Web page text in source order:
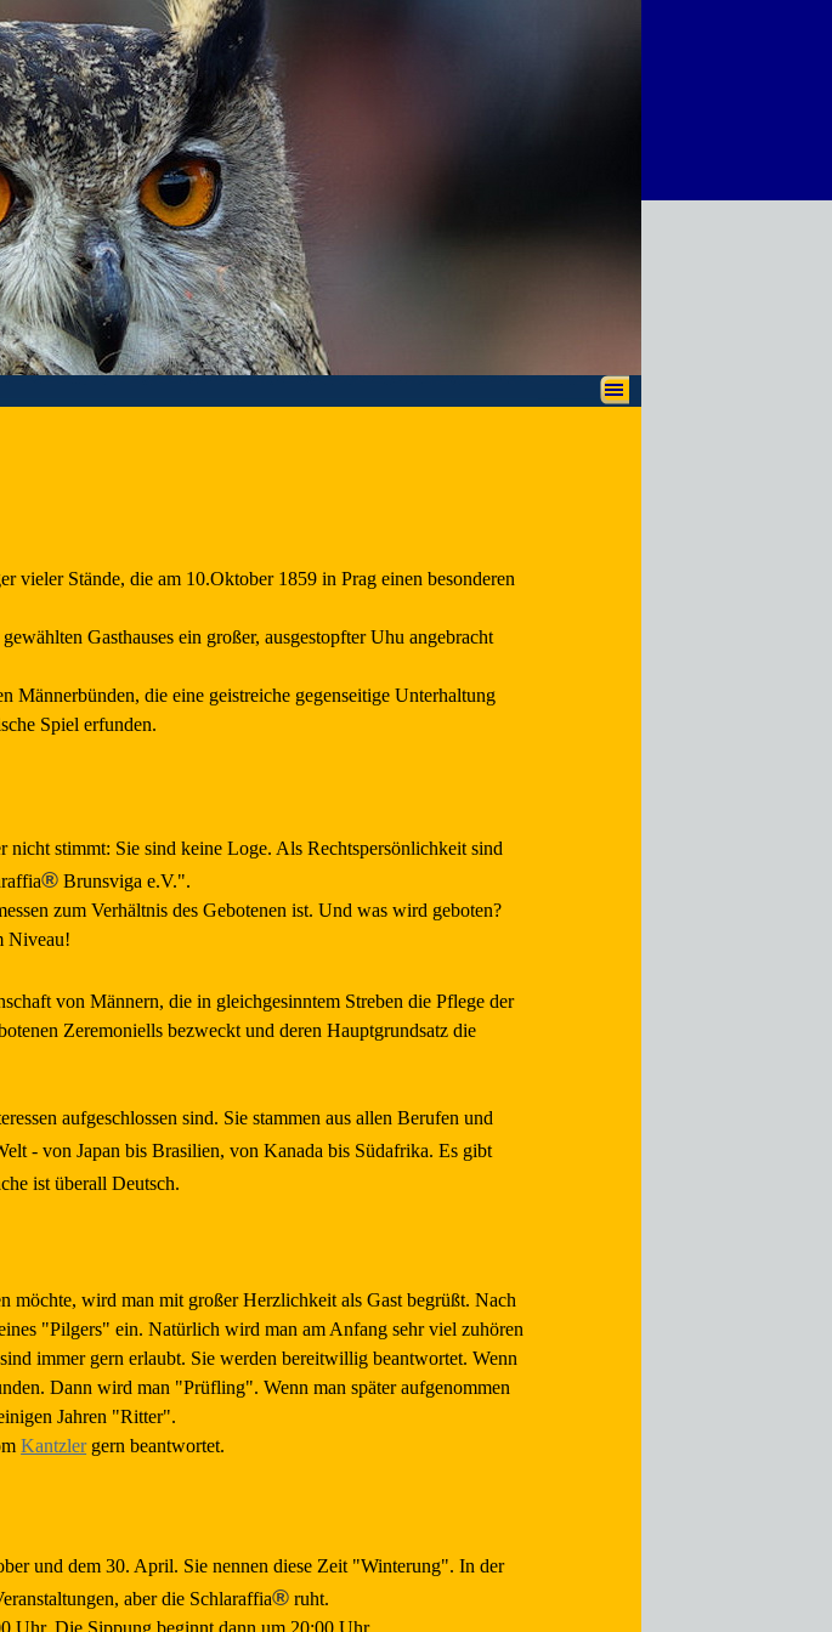
vieler Stände, die am 10.Oktober 1859 in Prag einen besonderen
Gasthauses ein großer, ausgestopfter Uhu angebracht
Männerbünden, die eine geistreiche gegenseitige Unterhaltung
Spiel erfunden.
nicht stimmt: Sie sind keine Loge. Als Rechtspersönlichkeit sind
® Brunsviga e.V.".
zum Verhältnis des Gebotenen ist. Und was wird geboten?
Niveau!
von Männern, die in gleichgesinntem Streben die Pflege der
Zeremoniells bezweckt und deren Hauptgrundsatz die
aufgeschlossen sind. Sie stammen aus allen Berufen und
- von Japan bis Brasilien, von Kanada bis Südafrika. Es gibt
ist überall Deutsch.
möchte, wird man mit großer Herzlichkeit als Gast begrüßt. Nach
"Pilgers" ein. Natürlich wird man am Anfang sehr viel zuhören
immer gern erlaubt. Sie werden bereitwillig beantwortet. Wenn
Dann wird man "Prüfling". Wenn man später aufgenommen
Jahren "Ritter".
Kantzlergern beantwortet.
und dem 30. April. Sie nennen diese Zeit "Winterung". In der
aber die Schlaraffia® ruht.
Uhr. Die Sippung beginnt dann um 20:00 Uhr.